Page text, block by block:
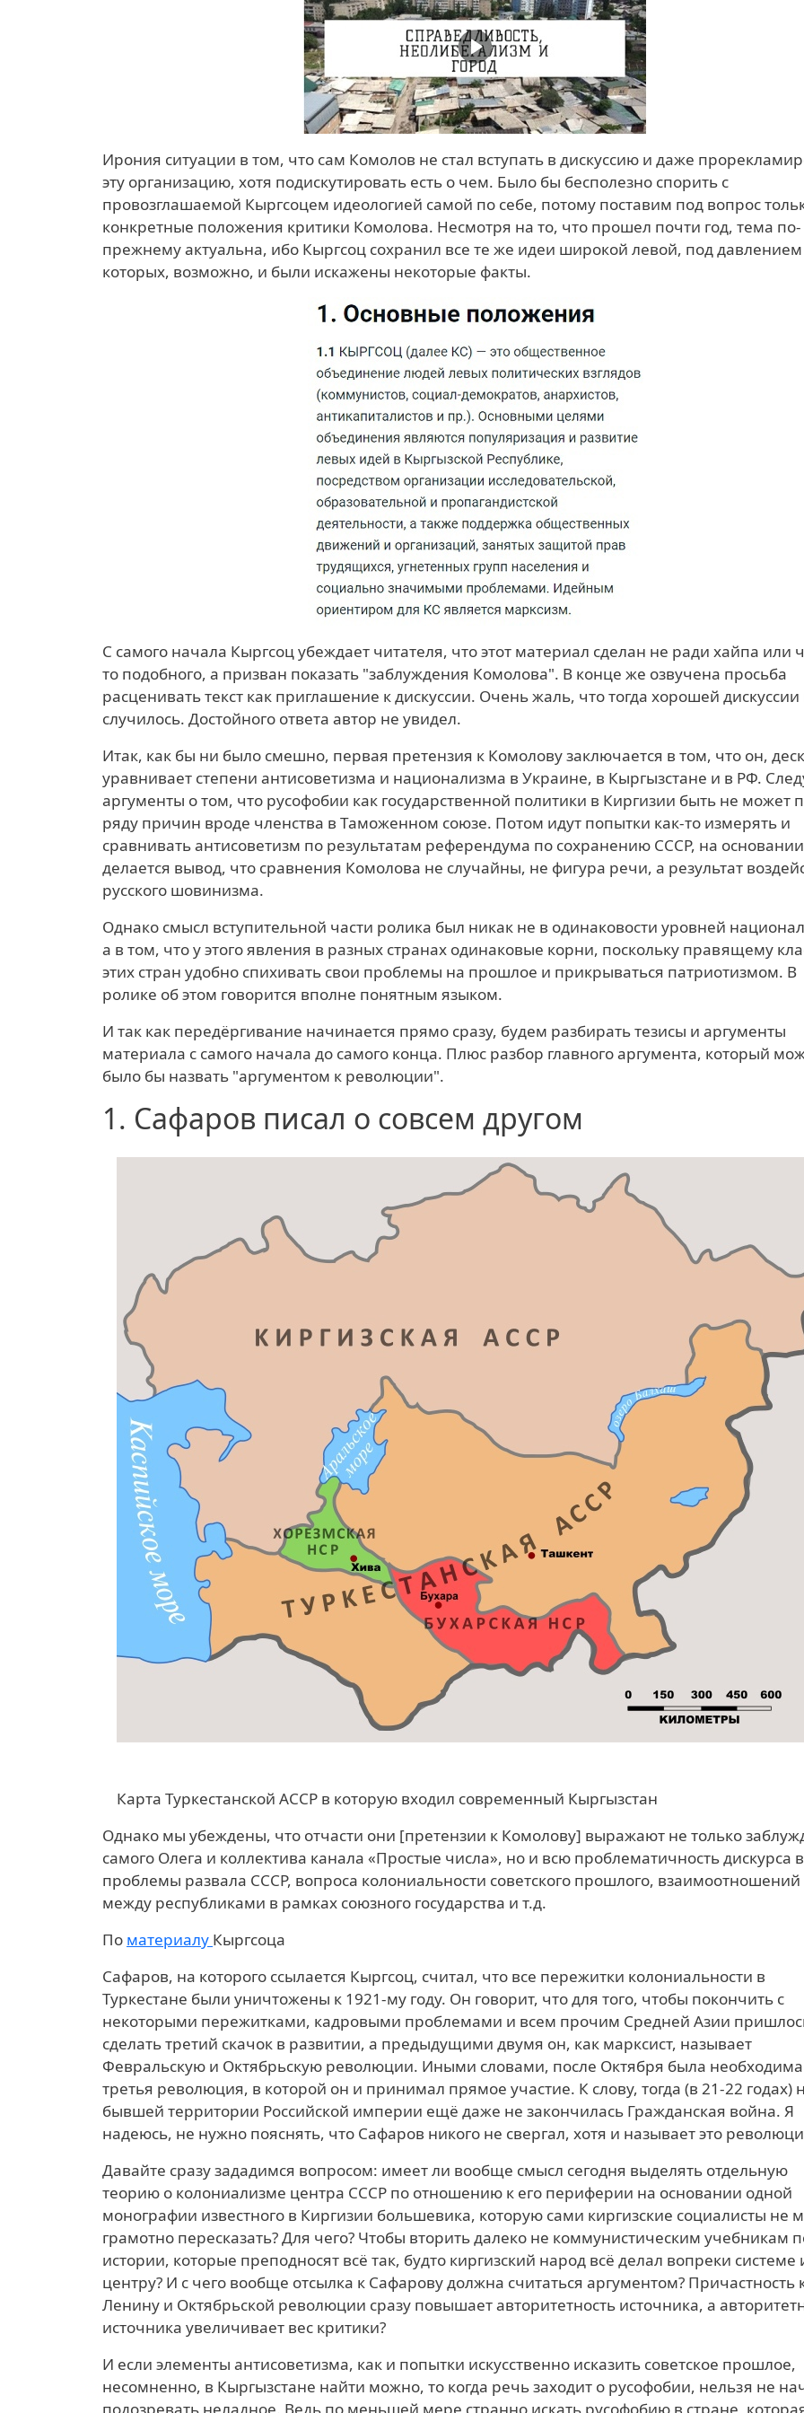
Ирония ситуации в том, что сам Комолов не стал вступать в дискуссию и даже
эту организацию, хотя подискутировать есть о чем. Было бы бесполезно спорить с
провозглашаемой Кыргсоцем идеологией самой по себе, потому поставим под вопрос
конкретные положения критики Комолова. Несмотря на то, что прошел почти год, тема по-
прежнему актуальна, ибо Кыргсоц сохранил все те же идеи широкой левой, под давлением
которых, возможно, и были искажены некоторые факты.
С самого начала Кыргсоц убеждает читателя, что этот материал сделан не ради хайпа или
то подобного, а призван показать "заблуждения Комолова". В конце же озвучена просьба
расценивать текст как приглашение к дискуссии. Очень жаль, что тогда хорошей дискуссии
случилось. Достойного ответа автор не увидел.
Итак, как бы ни было смешно, первая претензия к Комолову заключается в том, что он,
уравнивает степени антисоветизма и национализма в Украине, в Кыргызстане и в РФ.
аргументы о том, что русофобии как государственной политики в Киргизии быть не может
ряду причин вроде членства в Таможенном союзе. Потом идут попытки как-то измерять и
сравнивать антисоветизм по результатам референдума по сохранению СССР, на
делается вывод, что сравнения Комолова не случайны, не фигура речи, а результат
русского шовинизма.
Однако смысл вступительной части ролика был никак не в одинаковости уровней
а в том, что у этого явления в разных странах одинаковые корни, поскольку правящему
этих стран удобно спихивать свои проблемы на прошлое и прикрываться патриотизмом. В
ролике об этом говорится вполне понятным языком.
И так как передёргивание начинается прямо сразу, будем разбирать тезисы и аргументы
материала с самого начала до самого конца. Плюс разбор главного аргумента, который
было бы назвать "аргументом к революции".
1. Сафаров писал о совсем другом
Карта Туркестанской АССР в которую входил современный Кыргызстан
Однако мы убеждены, что отчасти они [претензии к Комолову] выражают не только
самого Олега и коллектива канала «Простые числа», но и всю проблематичность дискурса
проблемы развала СССР, вопроса колониальности советского прошлого, взаимоотношений
между республиками в рамках союзного государства и т.д.
По материалу Кыргсоца
Сафаров, на которого ссылается Кыргсоц, считал, что все пережитки колониальности в
Туркестане были уничтожены к 1921-му году. Он говорит, что для того, чтобы покончить с
некоторыми пережитками, кадровыми проблемами и всем прочим Средней Азии
сделать третий скачок в развитии, а предыдущими двумя он, как марксист, называет
Февральскую и Октябрьскую революции. Иными словами, после Октября была необходима
третья революция, в которой он и принимал прямое участие. К слову, тогда (в 21-22 годах)
бывшей территории Российской империи ещё даже не закончилась Гражданская война. Я
надеюсь, не нужно пояснять, что Сафаров никого не свергал, хотя и называет это
Давайте сразу зададимся вопросом: имеет ли вообще смысл сегодня выделять отдельную
теорию о колониализме центра СССР по отношению к его периферии на основании одной
монографии известного в Киргизии большевика, которую сами киргизские социалисты не
грамотно пересказать? Для чего? Чтобы вторить далеко не коммунистическим учебникам
истории, которые преподносят всё так, будто киргизский народ всё делал вопреки системе
центру? И с чего вообще отсылка к Сафарову должна считаться аргументом? Причастность
Ленину и Октябрьской революции сразу повышает авторитетность источника, а
источника увеличивает вес критики?
И если элементы антисоветизма, как и попытки искусственно исказить советское прошлое,
несомненно, в Кыргызстане найти можно, то когда речь заходит о русофобии, нельзя не
подозревать неладное. Ведь по меньшей мере странно искать русофобию в стране,